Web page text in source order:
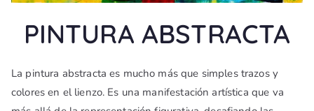
PINTURA ABSTRACTA
La pintura abstracta es mucho más que simples trazos y
colores en el lienzo. Es una manifestación artística que va